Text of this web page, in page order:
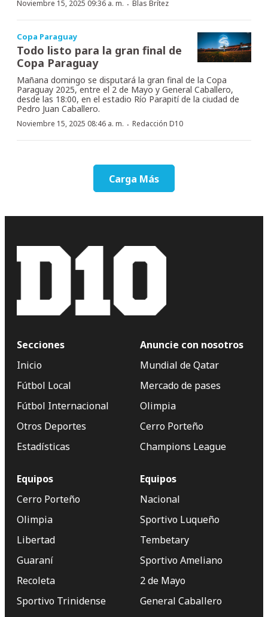
Noviembre 15, 2025 09:36 a. m. · Blas Brítez
Copa Paraguay
Todo listo para la gran final de
Copa Paraguay
Mañana domingo se disputará la gran final de la Copa
Paraguay 2025, entre el 2 de Mayo y General Caballero,
desde las 18:00, en el estadio Río Parapití de la ciudad de
Pedro Juan Caballero.
Noviembre 15, 2025 08:46 a. m. · Redacción D10
Carga Más
Secciones
Inicio
Fútbol Local
Fútbol Internacional
Otros Deportes
Estadísticas
Anuncie con nosotros
Mundial de Qatar
Mercado de pases
Olimpia
Cerro Porteño
Champions League
Equipos
Cerro Porteño
Olimpia
Libertad
Guaraní
Recoleta
Sportivo Trinidense
Equipos
Nacional
Sportivo Luqueño
Tembetary
Sportivo Ameliano
2 de Mayo
General Caballero